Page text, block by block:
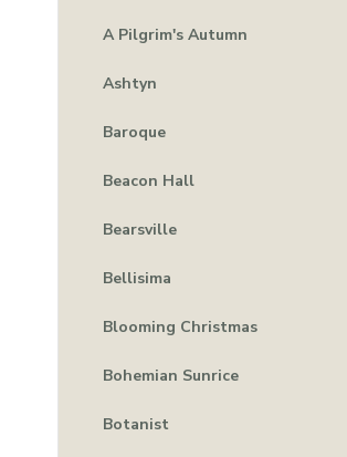
A Pilgrim's Autumn
Ashtyn
Baroque
Beacon Hall
Bearsville
Bellisima
Blooming Christmas
Bohemian Sunrice
Botanist